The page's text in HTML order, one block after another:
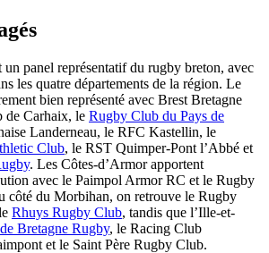
panel représentatif du rugby breton, avec
les quatre départements de la région. Le
bien représenté avec Brest Bretagne
de Carhaix, le Rugby Club du Pays de
Landerneau, le RFC Kastellin, le
Club, le RST Quimper-Pont l’Abbé et
. Les Côtes-d’Armor apportent
avec le Paimpol Armor RC et le Rugby
côté du Morbihan, on retrouve le Rugby
Rhuys Rugby Club, tandis que l’Ille-et-
Bretagne Rugby, le Racing Club
et le Saint Père Rugby Club.